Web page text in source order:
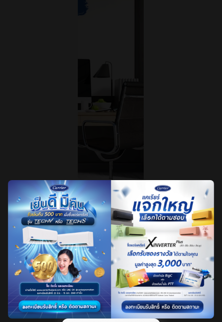
ปัญหาที่พบ
บ่อยของ
Glass
House
พร้อมวิธี
หลีกเลี่ยง
1.ทำความสะอาดยาก